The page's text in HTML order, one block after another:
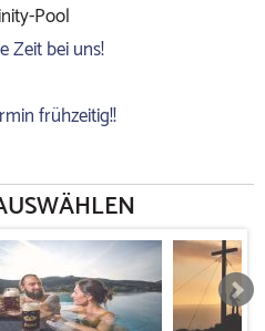
Pool
Zeit bei uns!
frühzeitig!!